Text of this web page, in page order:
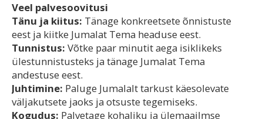
Veel palvesoovitusi
Tänu ja kiitus: Tänage konkreetsete õnnistuste
eest ja kiitke Jumalat Tema headuse eest.
Tunnistus: Võtke paar minutit aega isiklikeks
ülestunnistusteks ja tänage Jumalat Tema
andestuse eest.
Juhtimine: Paluge Jumalalt tarkust käesolevate
väljakutsete jaoks ja otsuste tegemiseks.
Kogudus: Palvetage kohaliku ja ülemaailmse